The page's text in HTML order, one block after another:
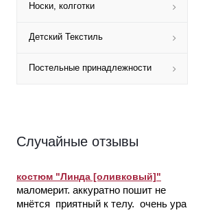
Носки, колготки
Детский Текстиль
Постельные принадлежности
Случайные отзывы
костюм "Линда [оливковый]"
маломерит. аккуратно пошит не
мнётся приятный к телу. очень ура